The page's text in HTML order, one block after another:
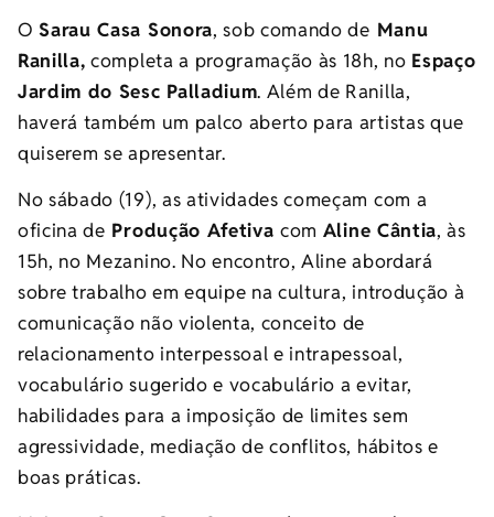
OSarau Casa Sonora, sob comando de Manu
Ranilla, completa a programação às 18h, no Espaço
Jardim do Sesc Palladium. Além de Ranilla,
haverá também um palco aberto para artistas que
quiserem se apresentar.
No sábado (19), as atividades começam com a
oficina de Produção Afetivacom Aline Cântia, às
15h, no Mezanino. No encontro, Aline abordará
sobre trabalho em equipe na cultura, introdução à
comunicação não violenta, conceito de
relacionamento interpessoal e intrapessoal,
vocabulário sugerido e vocabulário a evitar,
habilidades para a imposição de limites sem
agressividade, mediação de conflitos, hábitos e
boas práticas.